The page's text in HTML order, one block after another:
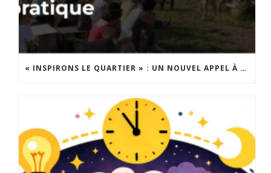
« INSPIRONS LE QUARTIER » : UN NOUVEL APPEL À PROJETS EST LANCÉ !